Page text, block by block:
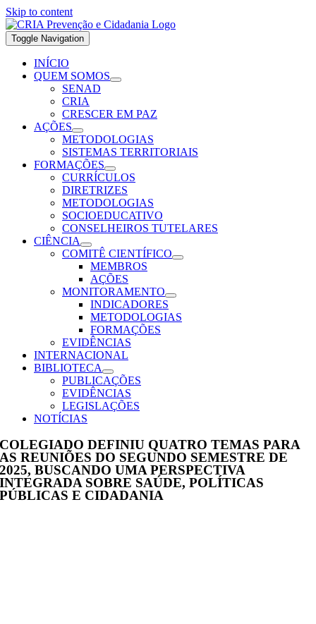
Skip to content
Toggle Navigation
INÍCIO
QUEM SOMOS
SENAD
CRIA
CRESCER EM PAZ
AÇÕES
METODOLOGIAS
SISTEMAS TERRITORIAIS
FORMAÇÕES
CURRÍCULOS
DIRETRIZES
METODOLOGIAS
SOCIOEDUCATIVO
CONSELHEIROS TUTELARES
CIÊNCIA
COMITÊ CIENTÍFICO
MEMBROS
AÇÕES
MONITORAMENTO
INDICADORES
METODOLOGIAS
FORMAÇÕES
EVIDÊNCIAS
INTERNACIONAL
BIBLIOTECA
PUBLICAÇÕES
EVIDÊNCIAS
LEGISLAÇÕES
NOTÍCIAS
COLEGIADO DEFINIU QUATRO TEMAS PARA
AS REUNIÕES DO SEGUNDO SEMESTRE DE
2025, BUSCANDO UMA PERSPECTIVA
INTEGRADA SOBRE SAÚDE, POLÍTICAS
PÚBLICAS E CIDADANIA